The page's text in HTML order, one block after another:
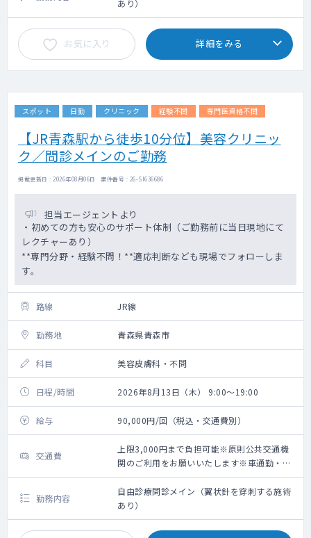
あり）
お気に入り 詳細をみる
スポット 日勤 クリニック 経験不問 専門医資格不問
【JR青森駅から徒歩10分位】美容クリニッ
ク／問診メインのご勤務
掲載更新日 : 2026年08月06日 案件番号 : 26-SI636686
担当エージェントより
・初めての方も安心のサポート体制（ご勤務前に当日現地にて
レクチャーあり）
**専門分野・経験不問！**適応判断なども現場でフォローしま
す。
路線 JR線
勤務地 青森県青森市
科目 美容皮膚科・不問
日程/時間 2026年8月13日（木） 9:00～19:00
給与 90,000円/回（税込・交通費別）
交通費
上限3,000円まで負担可能※原則公共交通機
関のご利用をお願いいたします※車通勤・タ
クシー利用要相談
勤務内容
自由診療問診メイン（翼状針を穿刺する施術
あり）